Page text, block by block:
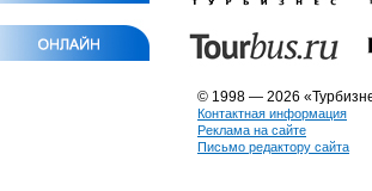
© 1998 — 2026
Контактная информация
Реклама на сайте
Письмо редактору сайта